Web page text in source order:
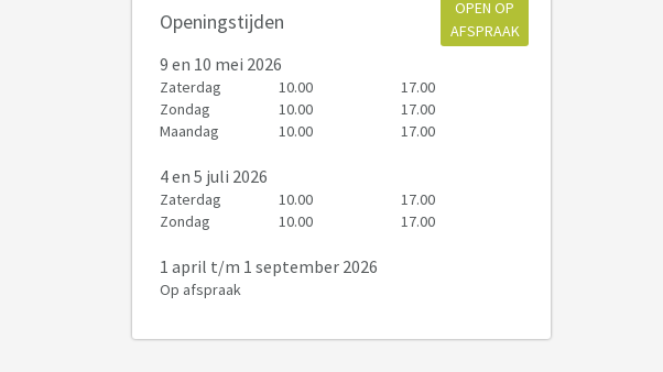
Openingstijden
OPEN OP
AFSPRAAK
9 en 10 mei 2026
Zaterdag 10.00
17.00
Zondag
10.00
17.00
Maandag
10.00 17.00
4en 5 juli 2026
Zaterdag 10.00
17.00
Zondag
10.00 17.00
1 april t/m 1 september 2026
Op afspraak